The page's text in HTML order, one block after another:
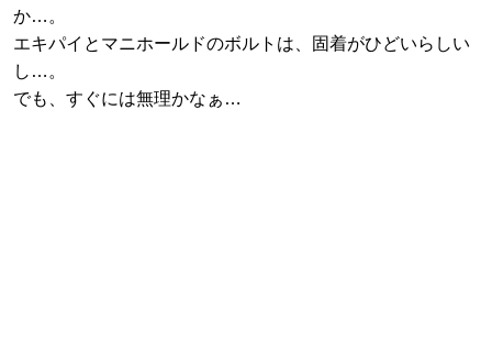
か…。
エキパイとマニホールドのボルトは、固着がひどいらしい
し…。
でも、すぐには無理かなぁ…